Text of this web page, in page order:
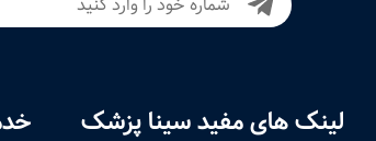
لینک های مفید سینا پزشک